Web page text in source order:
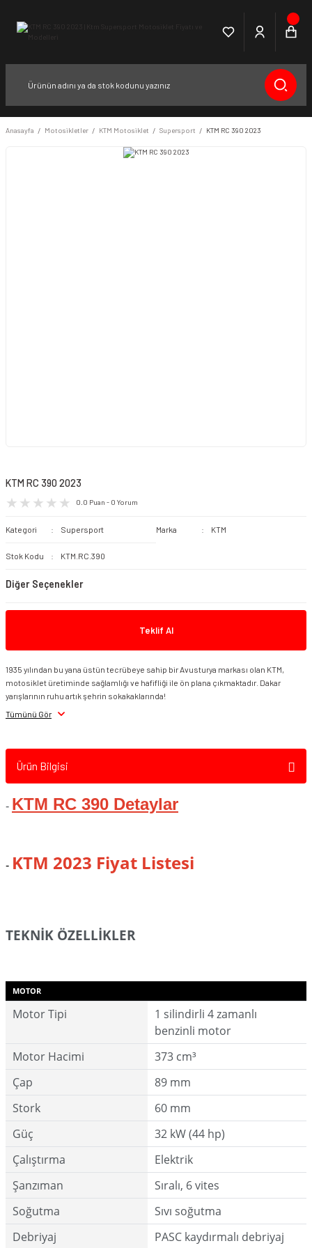
Anasayfa Motosikletler KTM Motosiklet Supersport KTM RC 390 2023
KTM RC 390 2023
0.0 Puan - 0 Yorum
Kategori Supersport Marka KTM
Stok Kodu KTM.RC.390
Diğer Seçenekler
KTM RC 125 2023
Teklif Al
1935 yılından bu yana üstün tecrübeye sahip bir Avusturya markası olan KTM,
motosiklet üretiminde sağlamlığı ve hafifliği ile ön plana çıkmaktadır. Dakar
yarışlarının ruhu artık şehrin sokakaklarında!
Tümünü Gör
Ürün Bilgisi
- KTM RC 390 Detaylar
- KTM 2023 Fiyat Listesi
TEKNİK ÖZELLİKLER
MOTOR
Motor Tipi
1 silindirli 4 zamanlı
benzinli motor
Motor Hacimi
373 cm³
Çap
89 mm
Stork
60 mm
Güç
32 kW (44 hp)
Çalıştırma
Elektrik
Şanzıman
Sıralı, 6 vites
Soğutma
Sıvı soğutma
Debriyaj
PASC kaydırmalı debriyaj